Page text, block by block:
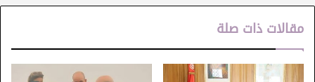
الجزائر
مقالات ذات صلة